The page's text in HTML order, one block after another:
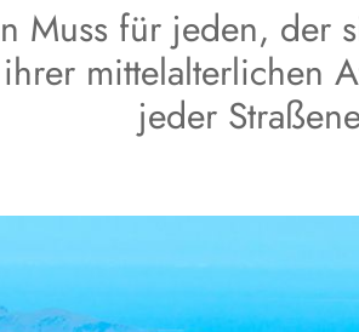
Muss für jeden, der
mittelalterlichen
jeder